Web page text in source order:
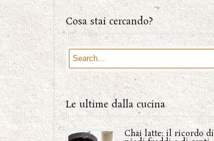
Cosa stai cercando?
Le ultime dalla cucina
Chai latte: il ricordo di